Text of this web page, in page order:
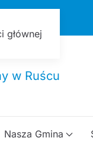
głównej
Nasza Gmina